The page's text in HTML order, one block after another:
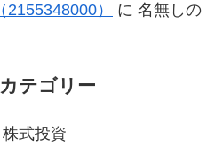
（2155348000）
に 名無しの
カテゴリー
株式投資